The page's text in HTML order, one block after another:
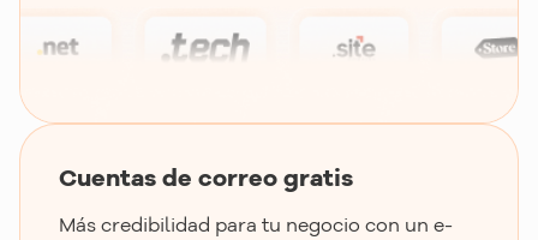
Cuentas de correo gratis
Más credibilidad para tu negocio con un e-